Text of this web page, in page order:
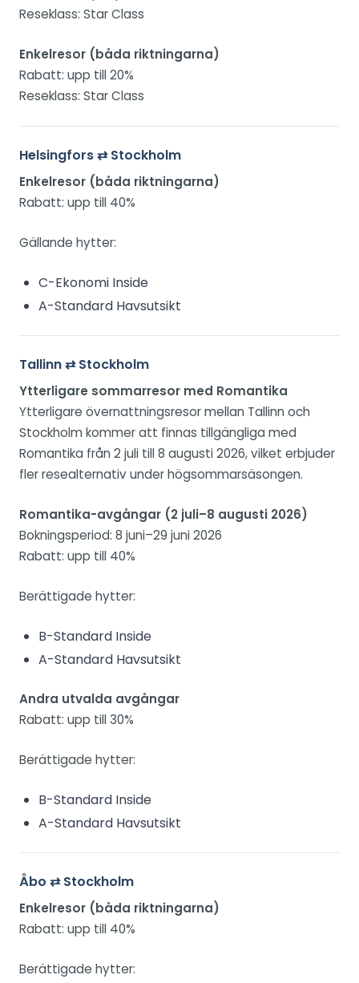
Reseklass: Star Class
Enkelresor (båda riktningarna)
Rabatt: upp till 20%
Reseklass: Star Class
Helsingfors ⇄ Stockholm
Enkelresor (båda riktningarna)
Rabatt: upp till 40%
Gällande hytter:
C-Ekonomi Inside
A-Standard Havsutsikt
Tallinn ⇄ Stockholm
Ytterligare sommarresor med Romantika
Ytterligare övernattningsresor mellan Tallinn och
Stockholm kommer att finnas tillgängliga med
Romantika från 2 juli till 8 augusti 2026, vilket erbjuder
fler resealternativ under högsommarsäsongen.
Romantika-avgångar (2 juli–8 augusti 2026)
Bokningsperiod: 8 juni–29 juni 2026
Rabatt: upp till 40%
Berättigade hytter:
B-Standard Inside
A-Standard Havsutsikt
Andra utvalda avgångar
Rabatt: upp till 30%
Berättigade hytter:
B-Standard Inside
A-Standard Havsutsikt
Åbo ⇄ Stockholm
Enkelresor (båda riktningarna)
Rabatt: upp till 40%
Berättigade hytter: